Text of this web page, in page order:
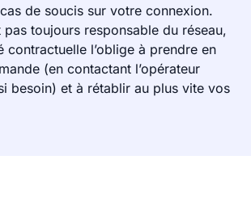
de soucis sur votre connexion.
pas toujours responsable du réseau,
contractuelle l’oblige à prendre en
(en contactant l’opérateur
besoin) et à rétablir au plus vite vos